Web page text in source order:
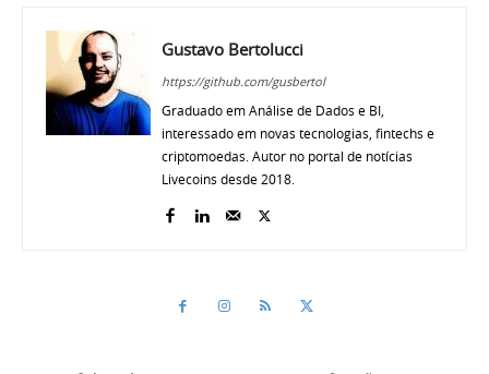
Gustavo Bertolucci
https://github.com/gusbertol
Graduado em Análise de Dados e BI,
interessado em novas tecnologias, fintechs e
criptomoedas. Autor no portal de notícias
Livecoins desde 2018.